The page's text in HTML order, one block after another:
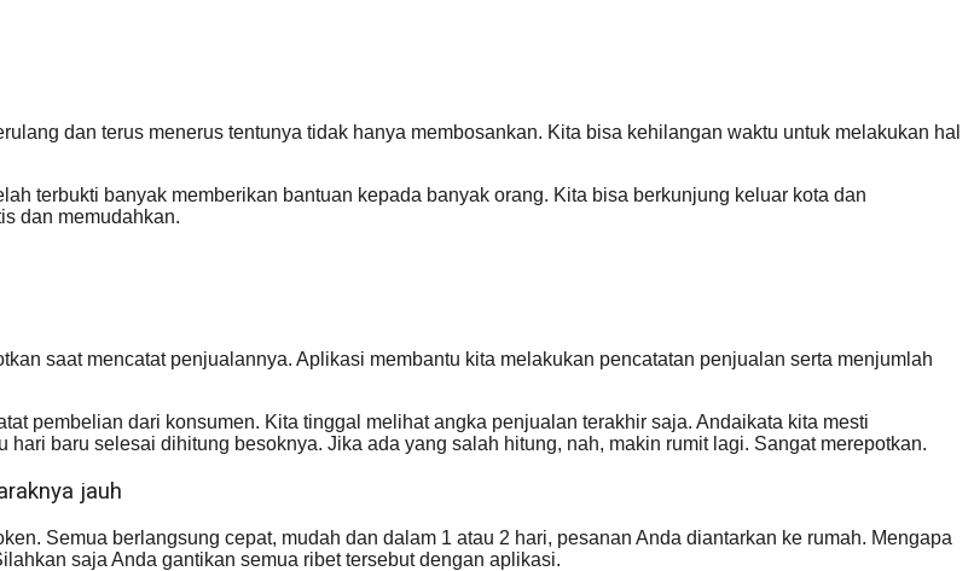
dan terus menerus tentunya tidak hanya membosankan. Kita bisa kehilangan waktu untuk melakukan hal
terbukti banyak memberikan bantuan kepada banyak orang. Kita bisa berkunjung keluar kota dan
dan memudahkan.
saat mencatat penjualannya. Aplikasi membantu kita melakukan pencatatan penjualan serta menjumlah
pembelian dari konsumen. Kita tinggal melihat angka penjualan terakhir saja. Andaikata kita mesti
baru selesai dihitung besoknya. Jika ada yang salah hitung, nah, makin rumit lagi. Sangat merepotkan.
jauh
Semua berlangsung cepat, mudah dan dalam 1 atau 2 hari, pesanan Anda diantarkan ke rumah. Mengapa
saja Anda gantikan semua ribet tersebut dengan aplikasi.